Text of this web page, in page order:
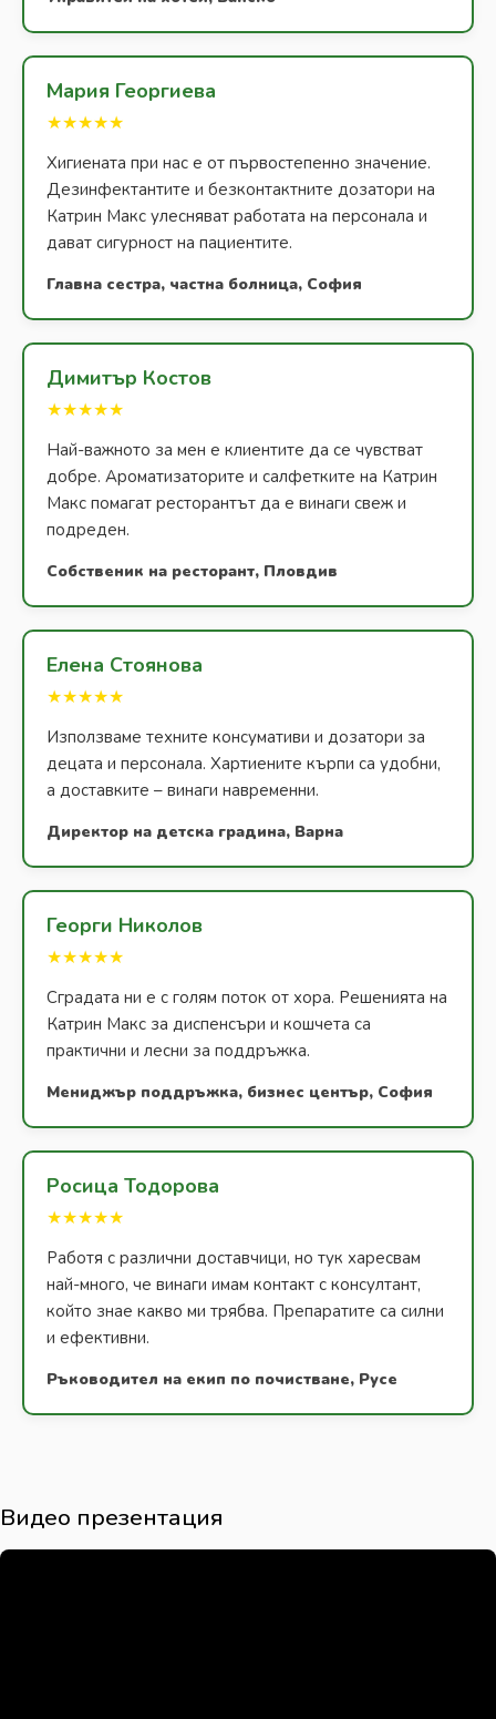
Мария Георгиева
★★★★★
Хигиената при нас е от първостепенно значение.
Дезинфектантите и безконтактните дозатори на
Катрин Макс улесняват работата на персонала и
дават сигурност на пациентите.
Главна сестра, частна болница, София
Димитър Костов
★★★★★
Най-важното за мен е клиентите да се чувстват
добре. Ароматизаторите и салфетките на Катрин
Макс помагат ресторантът да е винаги свеж и
подреден.
Собственик на ресторант, Пловдив
Елена Стоянова
★★★★★
Използваме техните консумативи и дозатори за
децата и персонала. Хартиените кърпи са удобни,
а доставките – винаги навременни.
Директор на детска градина, Варна
Георги Николов
★★★★★
Сградата ни е с голям поток от хора. Решенията на
Катрин Макс за диспенсъри и кошчета са
практични и лесни за поддръжка.
Мениджър поддръжка, бизнес център, София
Росица Тодорова
★★★★★
Работя с различни доставчици, но тук харесвам
най-много, че винаги имам контакт с консултант,
който знае какво ми трябва. Препаратите са силни
и ефективни.
Ръководител на екип по почистване, Русе
Видео презентация